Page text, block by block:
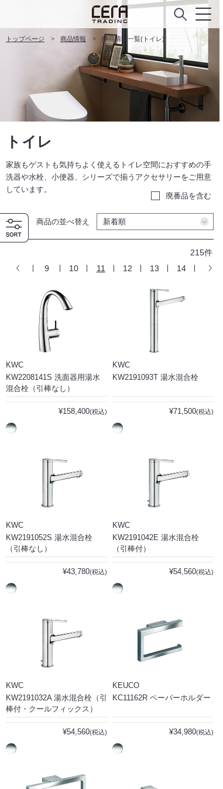
トップページ 商品情報 商品情報一覧(トイレ)
トイレ
家族もゲストも気持ちよく使えるトイレ空間におすすめの手
洗器や水栓、小便器、シリーズで揃うアクセサリーをご用意
しています。
廃番品を含む
商品の並べ替え
215件
9
10 11 12 13 14
KWC
KW2208141S 洗面器用湯水
混合栓（引棒なし）
¥158,400(税込)
KWC
KW2191093T 湯水混合栓
¥71,500(税込)
KWC
KW2191052S 湯水混合栓
（引棒なし）
¥43,780(税込)
KWC
KW2191042E 湯水混合栓
（引棒付）
¥54,560(税込)
KWC
KW2191032A 湯水混合栓（引
棒付・クールフィックス）
¥54,560(税込)
KEUCO
KC11162R ペーパーホルダー
¥34,980(税込)